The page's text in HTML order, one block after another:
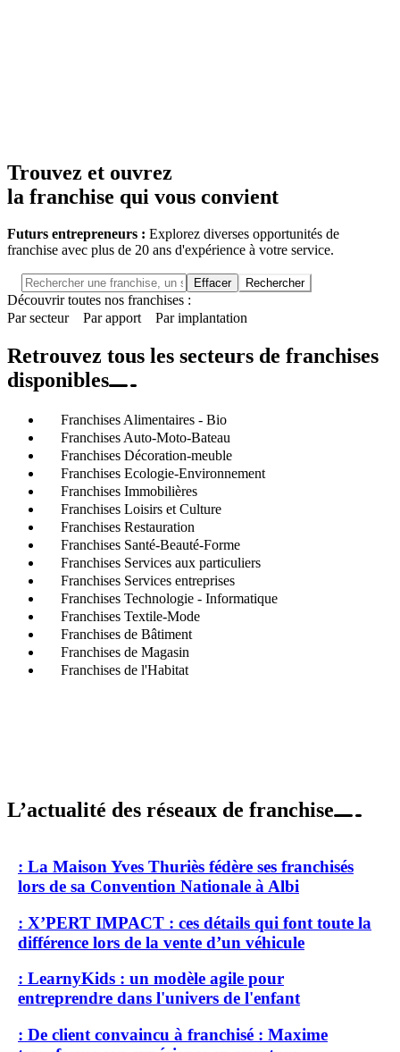
Trouvez et ouvrez
la franchise qui vous convient
Futurs entrepreneurs : Explorez diverses opportunités de
franchise avec plus de 20 ans d'expérience à votre service.
Effacer Rechercher
Découvrir toutes nos franchises :
Par secteur
Par apport Par implantation
Retrouvez tous les secteurs de franchises
disponibles
Franchises Alimentaires - Bio
Franchises Auto-Moto-Bateau
Franchises Décoration-meuble
Franchises Ecologie-Environnement
Franchises Immobilières
Franchises Loisirs et Culture
Franchises Restauration
Franchises Santé-Beauté-Forme
Franchises Services aux particuliers
Franchises Services entreprises
Franchises Technologie - Informatique
Franchises Textile-Mode
Franchises de Bâtiment
Franchises de Magasin
Franchises de l'Habitat
L’actualité des réseaux de franchise
: La Maison Yves Thuriès fédère ses franchisés
lors de sa Convention Nationale à Albi
: X’PERT IMPACT : ces détails qui font toute la
différence lors de la vente d’un véhicule
: LearnyKids : un modèle agile pour
entreprendre dans l'univers de l'enfant
: De client convaincu à franchisé : Maxime